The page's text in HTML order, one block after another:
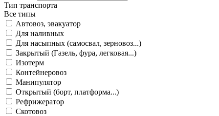
Тип транспорта
Все типы
Автовоз, эвакуатор
Для наливных
Для насыпных (самосвал, зерновоз...)
Закрытый (Газель, фура, легковая...)
Изотерм
Контейнеровоз
Манипулятор
Открытый (борт, платформа...)
Рефрижератор
Скотовоз